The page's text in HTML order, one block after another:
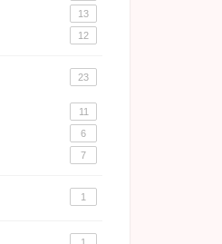
13
12
23
11
6
7
1